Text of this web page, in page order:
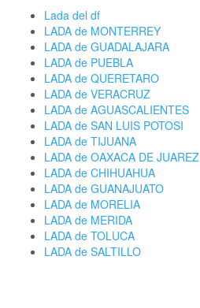
Lada del df
LADA de MONTERREY
LADA de GUADALAJARA
LADA de PUEBLA
LADA de QUERETARO
LADA de VERACRUZ
LADA de AGUASCALIENTES
LADA de SAN LUIS POTOSI
LADA de TIJUANA
LADA de OAXACA DE JUAREZ
LADA de CHIHUAHUA
LADA de GUANAJUATO
LADA de MORELIA
LADA de MERIDA
LADA de TOLUCA
LADA de SALTILLO